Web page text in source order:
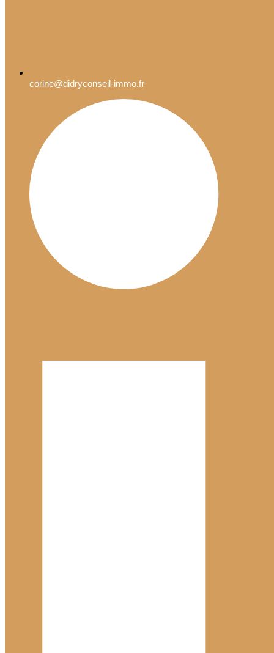
corine@didryconseil-immo.fr